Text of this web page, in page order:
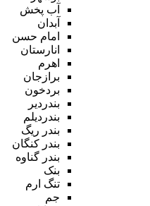
آب پخش
آبدان
امام حسن
انارستان
اهرم
برازجان
بردخون
بندردیر
بندردیلم
بندر ریگ
بندر کنگان
بندر گناوه
بنک
تنگ ارم
جم